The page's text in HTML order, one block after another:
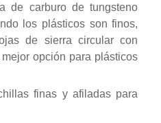
de carburo de tungsteno
los plásticos son finos,
de sierra circular con
opción para plásticos
finas y afiladas para